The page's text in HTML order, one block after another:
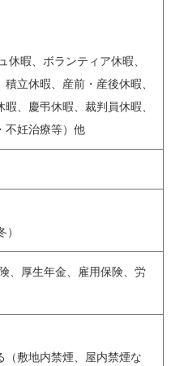
休暇、ボランティア休暇、
立休暇、産前・産後休暇、
、慶弔休暇、裁判員休暇、
不妊治療等）他
、厚生年金、雇用保険、労
（敷地内禁煙、屋内禁煙な